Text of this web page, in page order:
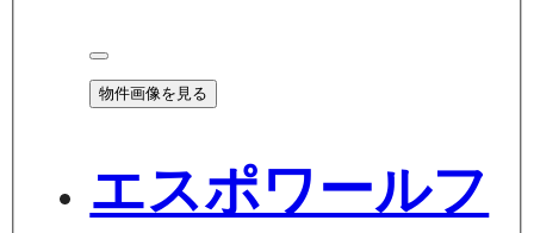
物件画像を見る
エスポワールフ